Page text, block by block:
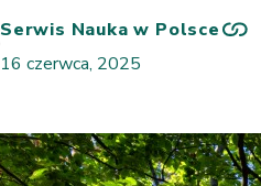
Serwis Nauka w Polsce
16 czerwca, 2025